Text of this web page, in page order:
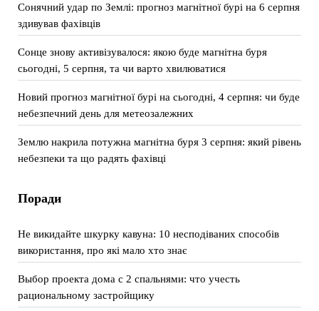
Сонячний удар по Землі: прогноз магнітної бурі на 6 серпня
здивував фахівців
Сонце знову активізувалося: якою буде магнітна буря
сьогодні, 5 серпня, та чи варто хвилюватися
Новий прогноз магнітної бурі на сьогодні, 4 серпня: чи буде
небезпечний день для метеозалежних
Землю накрила потужна магнітна буря 3 серпня: який рівень
небезпеки та що радять фахівці
Поради
Не викидайте шкурку кавуна: 10 несподіваних способів
використання, про які мало хто знає
Выбор проекта дома с 2 спальнями: что учесть
рациональному застройщику